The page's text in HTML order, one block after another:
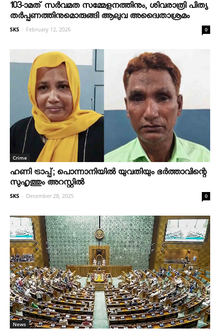
103-ാമത് സർവമത സമ്മേളനത്തിനും, ശിവരാത്രി പിത്യ
തർപ്പണത്തിനുമൊരുങ്ങി ആലുവ അദ്വൈതാശ്രമം
SKS - February 12, 2026 0
Crime
ഹണി ട്രാപ്പ്; പൊന്നാനിയില്‍ യുവതിയും ഭര്‍ത്താവിന്റെ
സുഹൃത്തും അറസ്റ്റില്‍
SKS - December 28, 2025 0
News